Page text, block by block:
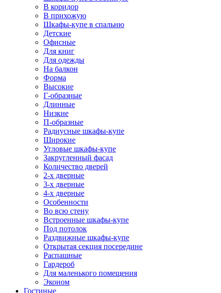
В коридор
В прихожую
Шкафы-купе в спальню
Детские
Офисные
Для книг
Для одежды
На балкон
Форма
Высокие
Г-образные
Длинные
Низкие
П-образные
Радиусные шкафы-купе
Широкие
Угловые шкафы-купе
Закругленный фасад
Количество дверей
2-х дверные
3-х дверные
4-х дверные
Особенности
Во всю стену
Встроенные шкафы-купе
Под потолок
Раздвижные шкафы-купе
Открытая секция посередине
Распашные
Гардероб
Для маленького помещения
Эконом
Гостиные